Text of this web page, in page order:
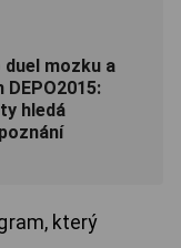
mozku a
DEPO2015:
hledá
který